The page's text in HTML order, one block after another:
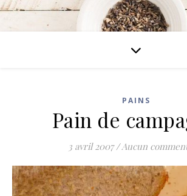
PAINS
Pain de
3 avril 2007 /Aucun